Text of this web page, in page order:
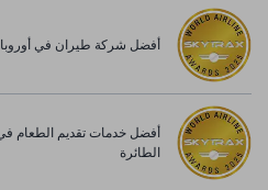
أفضل شركة طيران في أوروبا
الطائرة